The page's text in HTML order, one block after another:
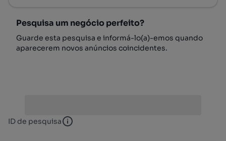
Pesquisa um negócio perfeito?
Guarde esta pesquisa e informá-lo(a)-emos quando
aparecerem novos anúncios coincidentes.
ID de pesquisa ID de pesquisa